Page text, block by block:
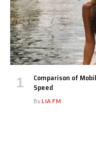
Comparison of
Speed
ByLIA FM